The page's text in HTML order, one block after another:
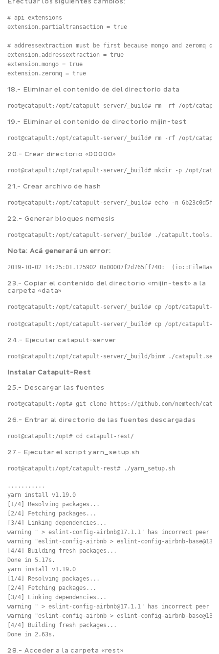
# api extensions
extension.partialtransaction = true
# addressextraction must be first because mongo and zeromq
extension.addressextraction = true
extension.mongo = true
18.- Eliminar el contenido de del directorio data
root@catapult:/opt/catapult-server/_build# rm -rf /opt/
19.- Eliminar el contenido de directorio mijin-test
root@catapult:/opt/catapult-server/_build# rm -rf /opt/
20.- Crear directorio «00000»
root@catapult:/opt/catapult-server/_build# mkdir -p /opt/
21.- Crear archivo de hash
root@catapult:/opt/catapult-server/_build# echo -n
22.- Generar bloques nemesis
root@catapult:/opt/catapult-server/_build# ./
Nota: Acá generará un error:
23.- Copiar el contenido del directorio «mijin-test» a la
carpeta «data»
root@catapult:/opt/catapult-server/_build# cp /opt/catapult-
root@catapult:/opt/catapult-server/_build# cp /opt/catapult-
24.- Ejecutar catapult-server
root@catapult:/opt/catapult-server/_build/bin# ./
Instalar Catapult-Rest
25.- Descargar las fuentes
root@catapult:/opt# git clone https://github.com/nemtech/
26.- Entrar al directorio de las fuentes descargadas
root@catapult:/opt# cd catapult-rest/
27.- Ejecutar el script yarn_setup.sh
root@catapult:/opt/catapult-rest# ./yarn_setup.sh
...........
yarn install v1.19.0
[1/4] Resolving packages...
[2/4] Fetching packages...
[3/4] Linking dependencies...
warning " > eslint-config-airbnb@17.1.1" has incorrect peer
warning "eslint-config-airbnb > eslint-config-airbnb-
[4/4] Building fresh packages...
Done in 5.17s.
yarn install v1.19.0
[1/4] Resolving packages...
[2/4] Fetching packages...
[3/4] Linking dependencies...
warning " > eslint-config-airbnb@17.1.1" has incorrect peer
warning "eslint-config-airbnb > eslint-config-airbnb-
[4/4] Building fresh packages...
28.- Acceder a la carpeta «rest»